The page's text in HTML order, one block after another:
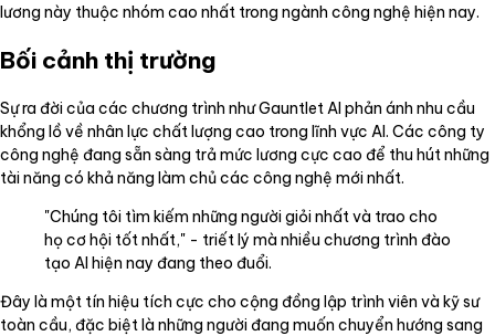
lương này thuộc nhóm cao nhất trong ngành công nghệ hiện nay.
Bối cảnh thị trường
Sự ra đời của các chương trình như Gauntlet AI phản ánh nhu cầu
khổng lồ về nhân lực chất lượng cao trong lĩnh vực AI. Các công ty
công nghệ đang sẵn sàng trả mức lương cực cao để thu hút những
tài năng có khả năng làm chủ các công nghệ mới nhất.
"Chúng tôi tìm kiếm những người giỏi nhất và trao cho
họ cơ hội tốt nhất," - triết lý mà nhiều chương trình đào
tạo AI hiện nay đang theo đuổi.
Đây là một tín hiệu tích cực cho cộng đồng lập trình viên và kỹ sư
toàn cầu, đặc biệt là những người đang muốn chuyển hướng sang